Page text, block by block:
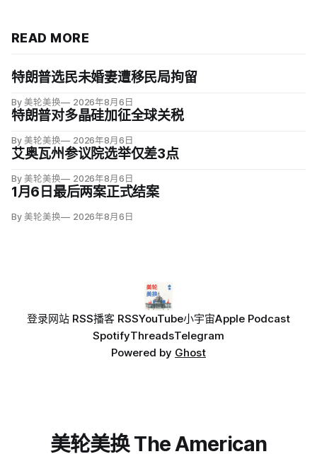
READ MORE
特朗普选民未婚妻遭移民局拘留
By 美轮美换 2026年8月6日
特朗普对多晶硅加征全球关税
By 美轮美换 2026年8月6日
艾奥瓦州参议院选举仅差3点
By 美轮美换 2026年8月6日
1月6日最后两案正式结案
By 美轮美换 2026年8月6日
登录网站 RSS播客 RSSYouTube小宇宙Apple Podcast
SpotifyThreadsTelegram
Powered by Ghost
美轮美换 The American